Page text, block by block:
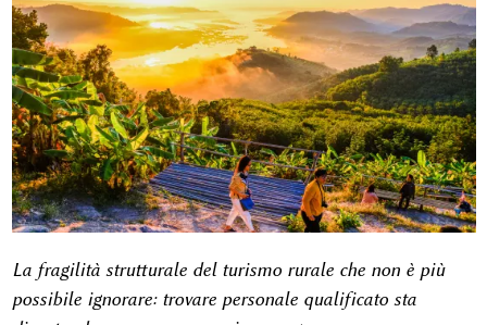
La fragilità strutturale del turismo rurale che non è più
possibile ignorare: trovare personale qualificato sta